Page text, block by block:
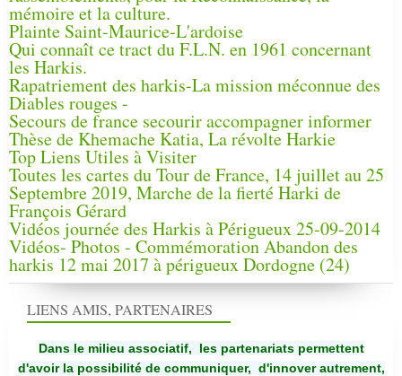
mémoire et la culture.
Plainte Saint-Maurice-L'ardoise
Qui connaît ce tract du F.L.N. en 1961 concernant
les Harkis.
Rapatriement des harkis-La mission méconnue des
Diables rouges -
Secours de france secourir accompagner informer
Thèse de Khemache Katia, La révolte Harkie
Top Liens Utiles à Visiter
Toutes les cartes du Tour de France, 14 juillet au 25
Septembre 2019, Marche de la fierté Harki de
François Gérard
Vidéos journée des Harkis à Périgueux 25-09-2014
Vidéos- Photos - Commémoration Abandon des
harkis 12 mai 2017 à périgueux Dordogne (24)
LIENS AMIS, PARTENAIRES
Dans le milieu associatif, les partenariats permettent
d'avoir la possibilité de communiquer, d'innover autrement,